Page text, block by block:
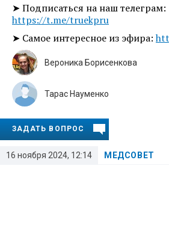
➤ Подписаться на наш телеграм:
https://t.me/truekpru
➤ Самое интересное из эфира:
16 ноября 2024, 12:14 МЕДСОВЕТ
Вероника Борисенкова
Тарас Науменко
ЗАДАТЬ ВОПРОС